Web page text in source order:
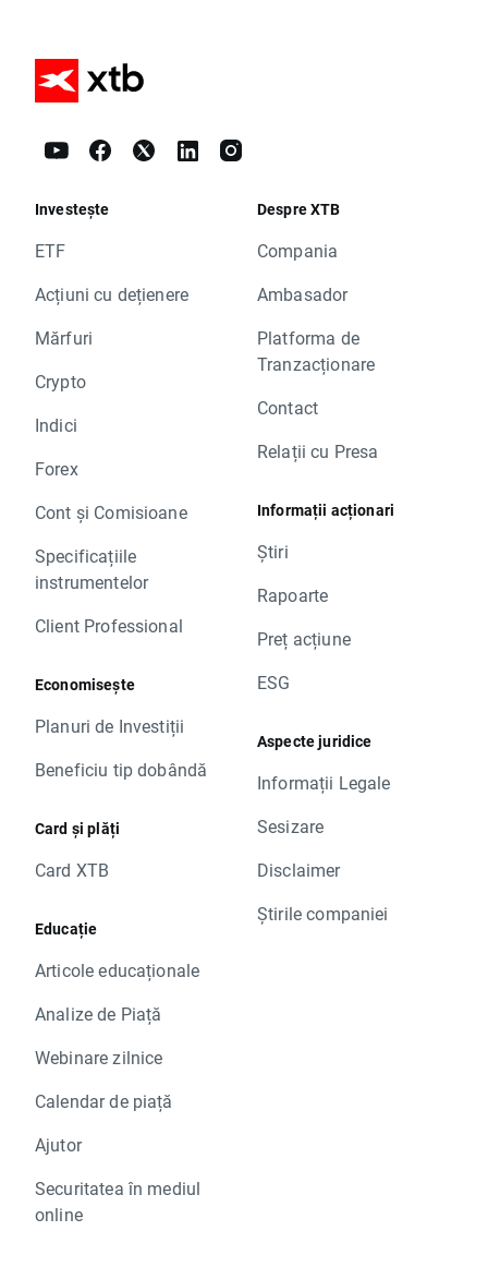
Investește
ETF
Acțiuni cu dețienere
Mărfuri
Crypto
Indici
Forex
Cont și Comisioane
Specificațiile
instrumentelor
Client Professional
Economisește
Planuri de Investiții
Beneficiu tip dobândă
Card și plăți
Card XTB
Educație
Articole educaționale
Analize de Piață
Webinare zilnice
Calendar de piață
Ajutor
Securitatea în mediul
online
Despre XTB
Compania
Ambasador
Platforma de
Tranzacționare
Contact
Relații cu Presa
Informații acționari
Știri
Rapoarte
Preț acțiune
ESG
Aspecte juridice
Informații Legale
Sesizare
Disclaimer
Știrile companiei